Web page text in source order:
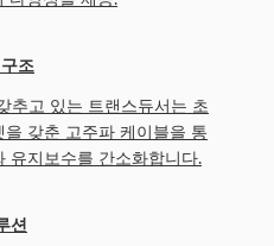
조
추고 있는 트랜스듀서는 초
을 갖춘 고주파 케이블을 통
유지보수를 간소화합니다.
션